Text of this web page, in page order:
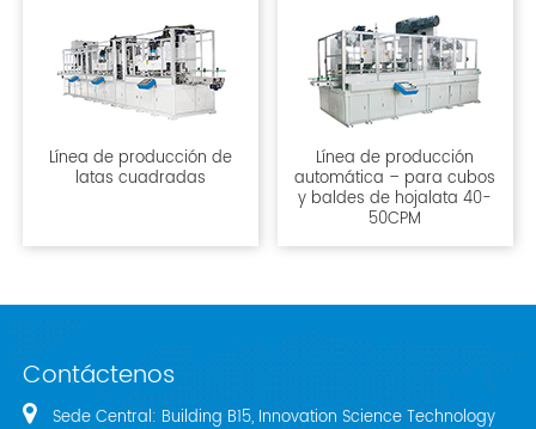
Línea de producción de
latas cuadradas
Línea de producción
automática – para cubos
y baldes de hojalata 40-
50CPM
Contáctenos
Sede Central: Building B15, Innovation Science Technology